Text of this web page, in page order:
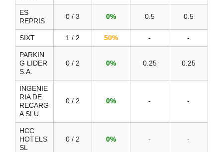
ES
REPRIS
0 / 3 0% 0.5 0.5
SIXT 1 / 2 50% - -
PARKIN
G LIDER
S.A.
0 / 2 0% 0.25 0.25
INGENIE
RIA DE
RECARG
A SLU
0 / 2 0% - -
HCC
HOTELS
SL
0 / 2 0% - -